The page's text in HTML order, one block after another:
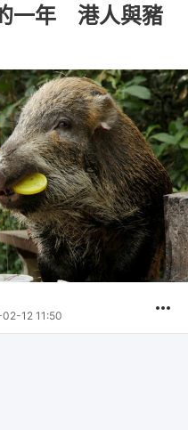
一年 港人與豬
12 11:50